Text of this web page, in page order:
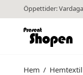
Öppettider:
Hem / Hemtextil